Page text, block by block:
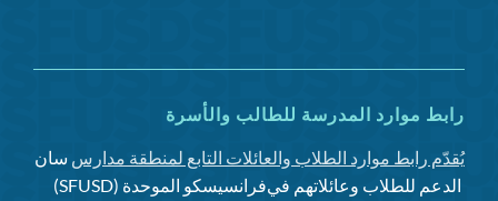
رابط موارد المدرسة للطالب والأسرة
يُقدّم رابط موارد الطلاب والعائلات التابع لمنطقة مدارس سان
فرانسيسكو الموحدة (SFUSD)الدعم للطلاب وعائلاتهم في